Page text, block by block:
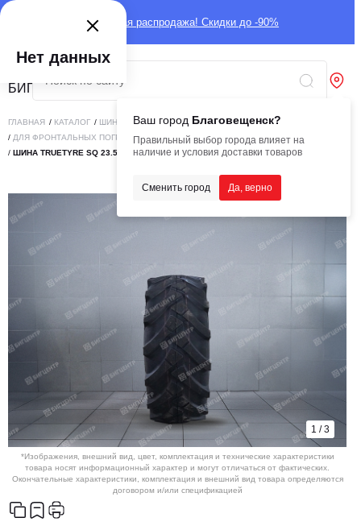
Глобальная распродажа! Скидки до -90%
Ваш город Благовещенск?
Правильный выбор города влияет на
наличие и условия доставки товаров
Сменить город Да, верно
ГЛАВНАЯ / КАТАЛОГ / ШИНЫ
ИНДУСТРИАЛЬНЫЕ
/ ДЛЯ ФРОНТАЛЬНЫХ ПОГРУЗЧИКОВ
/ ШИНА TRUETYRE SQ 23.5/70-16 (ЁЛОЧКА) TT 16PR
1 /3
*Изображения, внешний вид, цвет, комплектация и технические характеристики
товара носят информационный характер и могут отличаться от фактических.
Окончательные характеристики, комплектация и внешний вид товара определяются
договором и/или спецификацией
Нет данных